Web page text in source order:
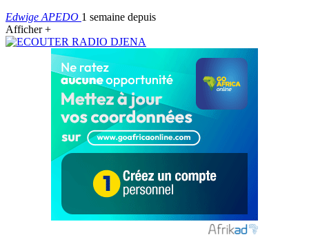
Edwige APEDO 1 semaine depuis
Afficher +